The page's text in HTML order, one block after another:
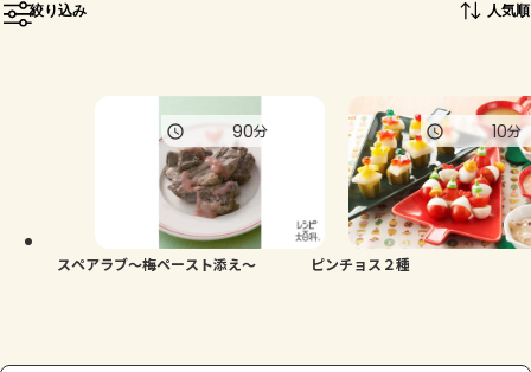
トーク
よくあるお問い合わせ
お買い物
絞り込み 人気順
スペアラブ～梅ペースト添え～
90分
ピンチョス２種
10分